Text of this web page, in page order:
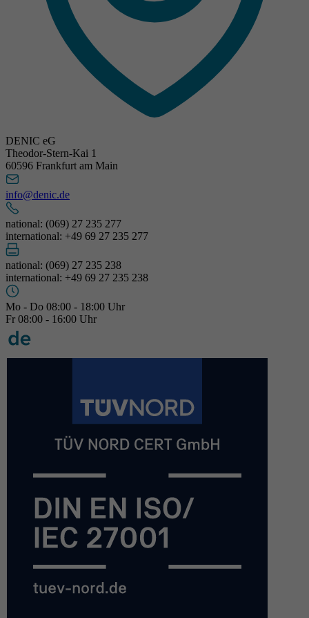
DENIC eG
Theodor-Stern-Kai 1
60596 Frankfurt am Main
info@denic.de
national: (069) 27 235 277
international: +49 69 27 235 277
national: (069) 27 235 238
international: +49 69 27 235 238
Mo - Do 08:00 - 18:00 Uhr
Fr 08:00 - 16:00 Uhr